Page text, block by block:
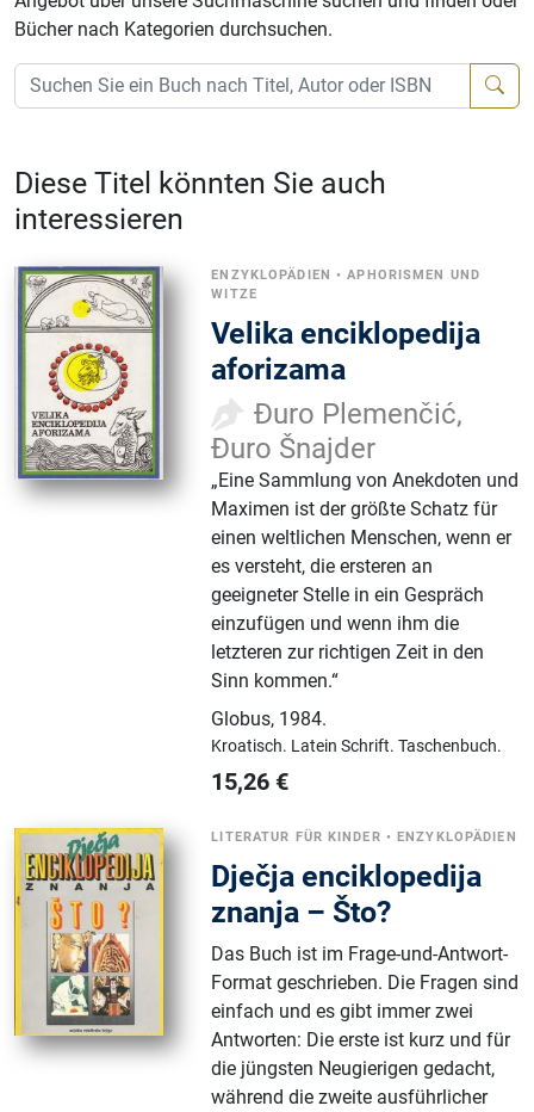
Bücher nach Kategorien durchsuchen.
Diese Titel könnten Sie auch
interessieren
ENZYKLOPÄDIEN •APHORISMEN UND
WITZE
Velika enciklopedija
aforizama
Đuro Plemenčić,
Đuro Šnajder
„Eine Sammlung von Anekdoten und
Maximen ist der größte Schatz für
einen weltlichen Menschen, wenn er
es versteht, die ersteren an
geeigneter Stelle in ein Gespräch
einzufügen und wenn ihm die
letzteren zur richtigen Zeit in den
Sinn kommen.“
Globus, 1984.
Kroatisch. Latein Schrift.Taschenbuch.
15,26 €
LITERATUR FÜR KINDER •ENZYKLOPÄDIEN
Dječja enciklopedija
znanja – Što?
Das Buch ist im Frage-und-Antwort-
Format geschrieben. Die Fragen sind
einfach und es gibt immer zwei
Antworten: Die erste ist kurz und für
die jüngsten Neugierigen gedacht,
während die zweite ausführlicher